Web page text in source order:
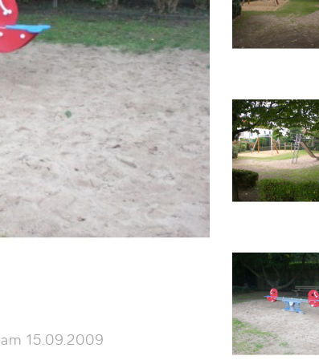
am 15.09.2009